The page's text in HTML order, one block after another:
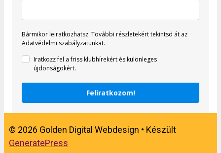
Bármikor leiratkozhatsz. További részletekért tekintsd át az
Adatvédelmi szabályzatunkat.
Iratkozz fel a friss klubhírekért és különleges
újdonságokért.
Feliratkozom!
© 2026 Golden Digital Webdesign • Készült
GeneratePress